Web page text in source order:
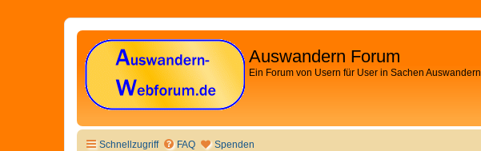
Auswandern Forum
Ein Forum von Usern für User in Sachen Auswandern
Schnellzugriff FAQ Spenden